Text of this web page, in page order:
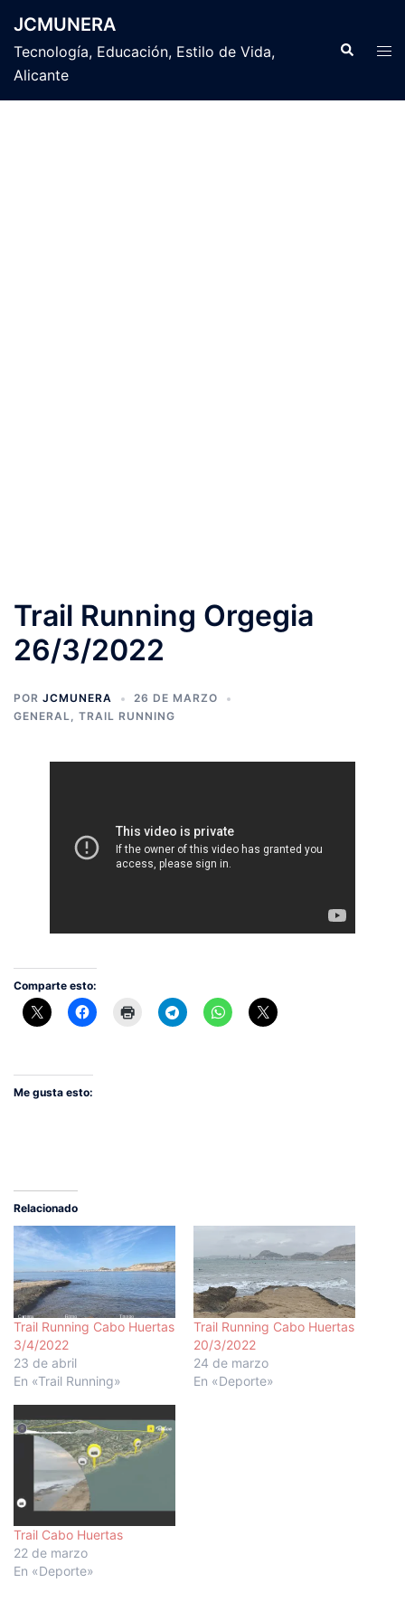
contenido
JCMUNERA
Tecnología, Educación, Estilo de Vida,
Alicante
Buscar
Trail Running Orgegia
26/3/2022
POR JCMUNERA
26 DE MARZO
GENERAL, TRAIL RUNNING
Comparte esto:
Me gusta esto:
Relacionado
Trail Running Cabo Huertas
3/4/2022
23 de abril
En «Trail Running»
Trail Running Cabo Huertas
20/3/2022
24 de marzo
En «Deporte»
Trail Cabo Huertas
22 de marzo
En «Deporte»